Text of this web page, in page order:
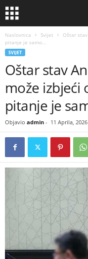
Naslovnica Svijet
Oštar
pitanje je samo...
SVIJET
Oštar stav
može izbjeći
pitanje je
Objavio admin - 11 Aprila, 2026